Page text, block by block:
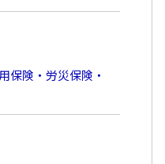
保険・労災保険・